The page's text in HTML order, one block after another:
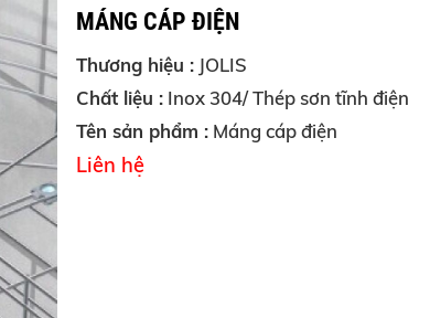
MÁNG CÁP ĐIỆN
Thương hiệu :JOLIS
Chất liệu :Inox 304/ Thép sơn tĩnh điện
Tên sản phẩm :Máng cáp điện
Liên hệ